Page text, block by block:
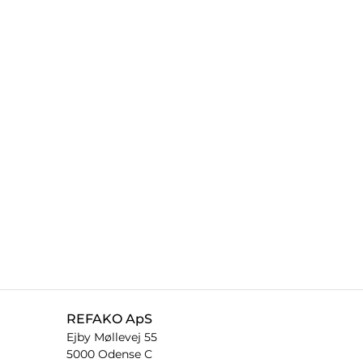
REFAKO ApS
Ejby Møllevej 55
5000 Odense C